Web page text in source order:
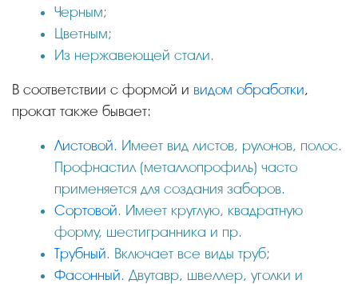
Черным;
Цветным;
Из нержавеющей стали.
В соответствии с формой и видом обработки,
прокат также бывает:
Листовой. Имеет вид листов, рулонов, полос.
Профнастил (металлопрофиль) часто
применяется для создания заборов.
Сортовой. Имеет круглую, квадратную
форму, шестигранника и пр.
Трубный. Включает все виды труб;
Фасонный. Двутавр, швеллер, уголки и